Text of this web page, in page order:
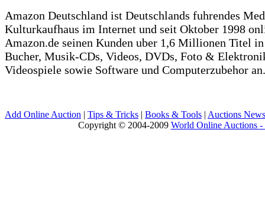
Amazon Deutschland ist Deutschlands fuhrendes
Kulturkaufhaus im Internet und seit Oktober 1998
Amazon.de seinen Kunden uber 1,6 Millionen Titel
Bucher, Musik-CDs, Videos, DVDs, Foto &
Videospiele sowie Software und Computerzubehor an.
Add Online Auction | Tips & Tricks | Books & Tools | Auctions News
Copyright © 2004-2009 World Online Auctions